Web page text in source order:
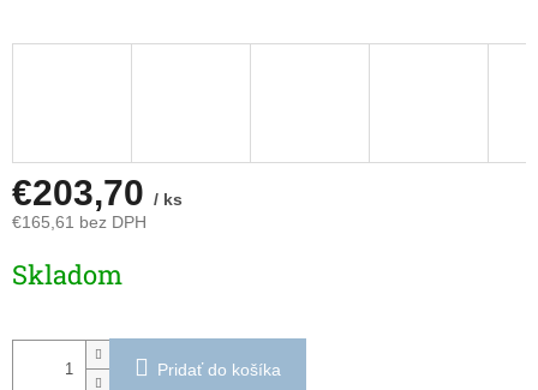
€203,70 / ks
€165,61 bez DPH
cena:
Skladom
Pridať do košíka